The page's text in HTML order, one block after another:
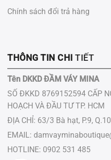
Chính sách đổi trả hàng
THÔNG TIN CHI TIẾT
Tên DKKD ĐẦM VÁY MINA
SỐ ĐKKD 8769152594 CẤP
HOẠCH VÀ ĐẦU TƯ ​TP.​ HCM
ĐỊA CHỈ: 63/3 Bà hạt, P.9,
EMAIL:
HOTLINE: 0902 531 485